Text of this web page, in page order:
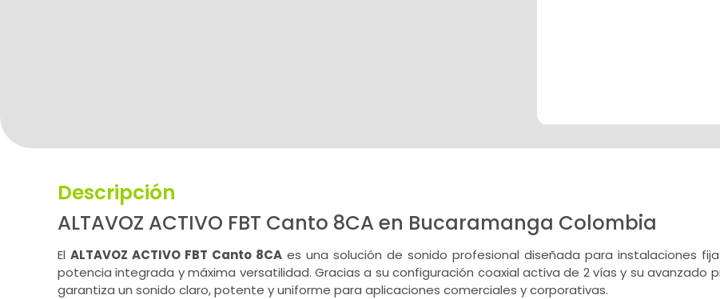
Descripción
ALTAVOZ ACTIVO FBT Canto 8CA en Bucaramanga Colombia
El ALTAVOZ ACTIVO FBT Canto 8CA es una solución de sonido profesional diseñada para instalaciones
potencia integrada y máxima versatilidad. Gracias a su configuración coaxial activa de 2 vías y su avanzado
garantiza un sonido claro, potente y uniforme para aplicaciones comerciales y corporativas.